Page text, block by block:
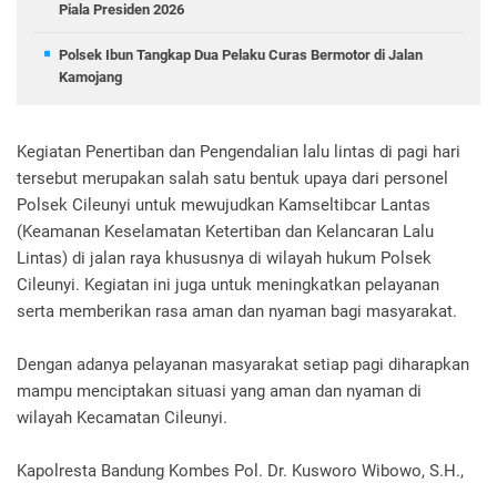
Piala Presiden 2026
Polsek Ibun Tangkap Dua Pelaku Curas Bermotor di Jalan
Kamojang
Kegiatan Penertiban dan Pengendalian lalu lintas di pagi hari
tersebut merupakan salah satu bentuk upaya dari personel
Polsek Cileunyi untuk mewujudkan Kamseltibcar Lantas
(Keamanan Keselamatan Ketertiban dan Kelancaran Lalu
Lintas) di jalan raya khususnya di wilayah hukum Polsek
Cileunyi. Kegiatan ini juga untuk meningkatkan pelayanan
serta memberikan rasa aman dan nyaman bagi masyarakat.
Dengan adanya pelayanan masyarakat setiap pagi diharapkan
mampu menciptakan situasi yang aman dan nyaman di
wilayah Kecamatan Cileunyi.
Kapolresta Bandung Kombes Pol. Dr. Kusworo Wibowo, S.H.,